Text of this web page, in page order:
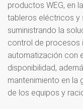
productos WEG, en
tableros eléctricos y
suministrando la
control de procesos
automatización con
disponibilidad,
mantenimiento en la
de los equipos y